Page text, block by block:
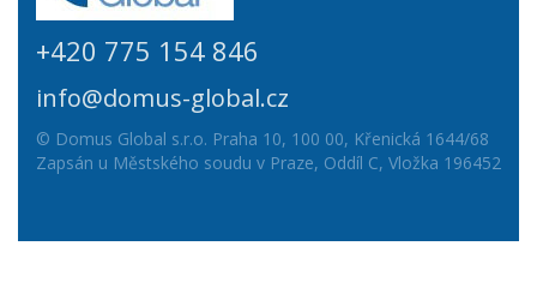
+420 775 154 846
info@domus-global.cz
© Domus Global s.r.o. Praha 10, 100 00, Křenická 1644/68
Zapsán u Městského soudu v Praze, Oddíl C, Vložka 196452